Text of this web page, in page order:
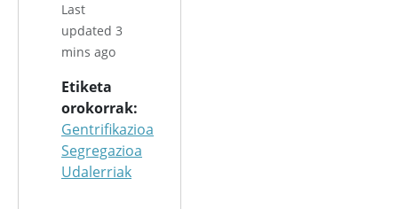
Last
updated 3
mins ago
Etiketa
orokorrak
Gentrifikazioa
Segregazioa
Udalerriak